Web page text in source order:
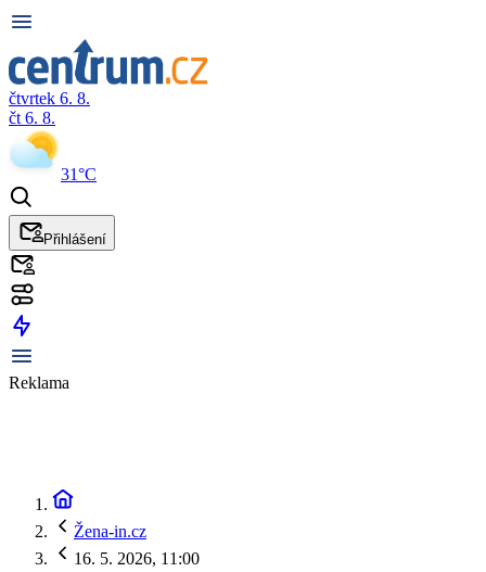
čtvrtek 6. 8.
čt 6. 8.
31°C
Přihlášení
Reklama
Žena-in.cz
16. 5. 2026, 11:00